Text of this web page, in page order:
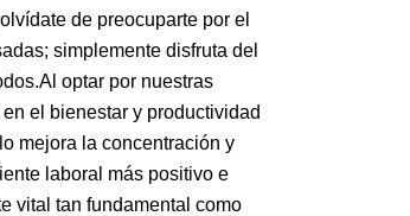
de preocuparte por el
simplemente disfruta del
optar por nuestras
el bienestar y productividad
mejora la concentración y
laboral más positivo e
vital tan fundamental como